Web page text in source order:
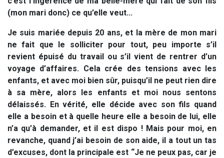
(mon mari donc) ce qu’elle veut...
Je suis mariée depuis 20 ans, et la mère de mon mari
ne fait que le solliciter pour tout, peu importe s’il
revient épuisé du travail ou s’il vient de rentrer d’un
voyage d’affaires. Cela crée des tensions avec les
enfants, et avec moi bien sûr, puisqu’il ne peut rien dire
à sa mère, alors les enfants et moi nous sentons
délaissés. En vérité, elle décide avec son fils quand
elle a besoin et à quelle heure elle a besoin de lui, elle
n’a qu’à demander, et il est dispo ! Mais pour moi, en
revanche, quand j’ai besoin de son aide, il a tout un tas
d’excuses, dont la principale est “Je ne peux pas, car je